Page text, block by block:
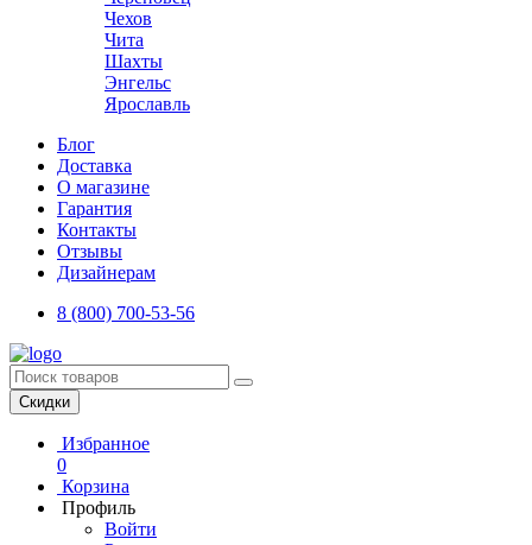
Чехов
Чита
Шахты
Энгельс
Ярославль
Блог
Доставка
О магазине
Гарантия
Контакты
Отзывы
Дизайнерам
8 (800) 700-53-56
Скидки
Избранное
0
Корзина
Профиль
Войти